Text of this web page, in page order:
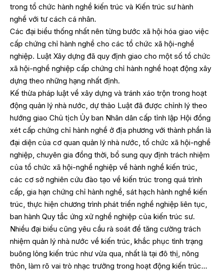
trong tổ chức hành nghề kiến trúc và Kiến trúc sư hành
nghề với tư cách cá nhân.
Các đại biểu thống nhất nên từng bước xã hội hóa giao việc
cấp chứng chỉ hành nghề cho các tổ chức xã hội-nghề
nghiệp. Luật Xây dựng đã quy định giao cho một số tổ chức
xã hội-nghề nghiệp cấp chứng chỉ hành nghề hoạt động xây
dựng theo những hạng nhất định.
Kế thừa pháp luật về xây dựng và tránh xáo trộn trong hoạt
động quản lý nhà nước, dự thảo Luật đã được chỉnh lý theo
hướng giao Chủ tịch Ủy ban Nhân dân cấp tỉnh lập Hội đồng
xét cấp chứng chỉ hành nghề ở địa phương với thành phần là
đại diện của cơ quan quản lý nhà nước, tổ chức xã hội-nghề
nghiệp, chuyên gia đồng thời, bổ sung quy định trách nhiệm
của tổ chức xã hội-nghề nghiệp về hành nghề kiến trúc,
các cơ sở nghiên cứu đào tạo về kiến trúc trong quá trình
cấp, gia hạn chứng chỉ hành nghề, sát hạch hành nghề kiến
trúc, thực hiện chương trình phát triển nghề nghiệp liên tục,
ban hành Quy tắc ứng xử nghề nghiệp của kiến trúc sư.
Nhiều đại biểu cũng yêu cầu rà soát để tăng cường trách
nhiệm quản lý nhà nước về kiến trúc, khắc phục tình trạng
buông lỏng kiến trúc như vừa qua, nhất là tại đô thị, nông
thôn, làm rõ vai trò nhạc trưởng trong hoạt động kiến trúc…